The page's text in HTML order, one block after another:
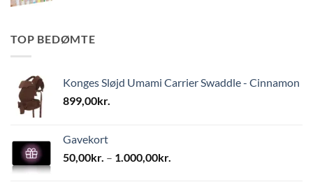
TOP BEDØMTE
Konges Sløjd Umami Carrier Swaddle - Cinnamon
899,00kr.
Gavekort
50,00kr. – 1.000,00kr.